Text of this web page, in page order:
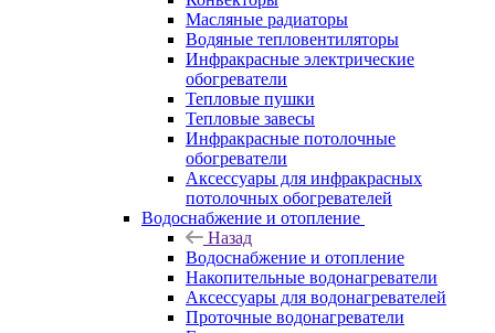
Масляные радиаторы
Водяные тепловентиляторы
Инфракрасные электрические
обогреватели
Тепловые пушки
Тепловые завесы
Инфракрасные потолочные
обогреватели
Аксессуары для инфракрасных
потолочных обогревателей
Водоснабжение и отопление
Назад
Водоснабжение и отопление
Накопительные водонагреватели
Аксессуары для водонагревателей
Проточные водонагреватели